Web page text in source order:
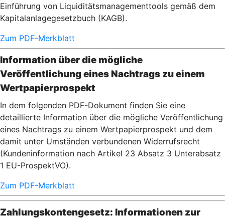
Einführung von Liquiditätsmanagementtools gemäß dem
Kapitalanlagegesetzbuch (KAGB).
Zum PDF-Merkblatt
Information über die mögliche
Veröffentlichung eines Nachtrags zu einem
Wertpapierprospekt
In dem folgenden PDF-Dokument finden Sie eine
detaillierte Information über die mögliche Veröffentlichung
eines Nachtrags zu einem Wertpapierprospekt und dem
damit unter Umständen verbundenen Widerrufsrecht
(Kundeninformation nach Artikel 23 Absatz 3 Unterabsatz
1 EU-ProspektVO).
Zum PDF-Merkblatt
Zahlungskontengesetz: Informationen zur